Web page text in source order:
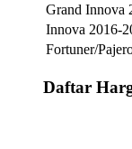
Grand Innova
Innova 2016-
Fortuner/
Daftar